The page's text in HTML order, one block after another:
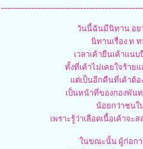
วันนี้ฉันมีนิทาน อย
นิทานเรื่อง ท
เวลาเค้ายืนเค้าแน
ทั้งที่เค้าไม่เคยใจร้าย
แต่เป็นอีกคืนที่เค้าต้อ
เป็นหน้าที่ของกองพันท
น้อยกว่าชนใ
เพราะรู้ว่าเลือดเนื้อเค้าจะ
ในขณะนั้น ผู้ก่อก